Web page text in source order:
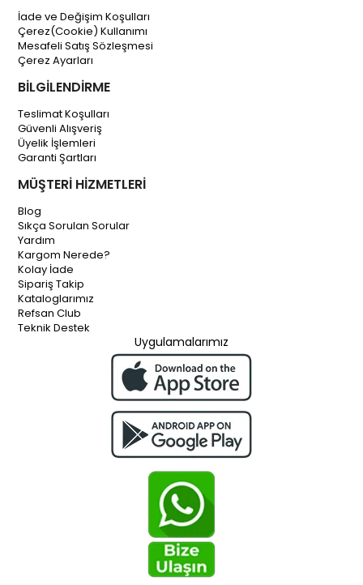
İade ve Değişim Koşulları
Çerez(Cookie) Kullanımı
Mesafeli Satış Sözleşmesi
Çerez Ayarları
BİLGİLENDİRME
Teslimat Koşulları
Güvenli Alışveriş
Üyelik İşlemleri
Garanti Şartları
MÜŞTERİ HİZMETLERİ
Blog
Sıkça Sorulan Sorular
Yardım
Kargom Nerede?
Kolay İade
Sipariş Takip
Kataloglarımız
Refsan Club
Teknik Destek
Uygulamalarımız